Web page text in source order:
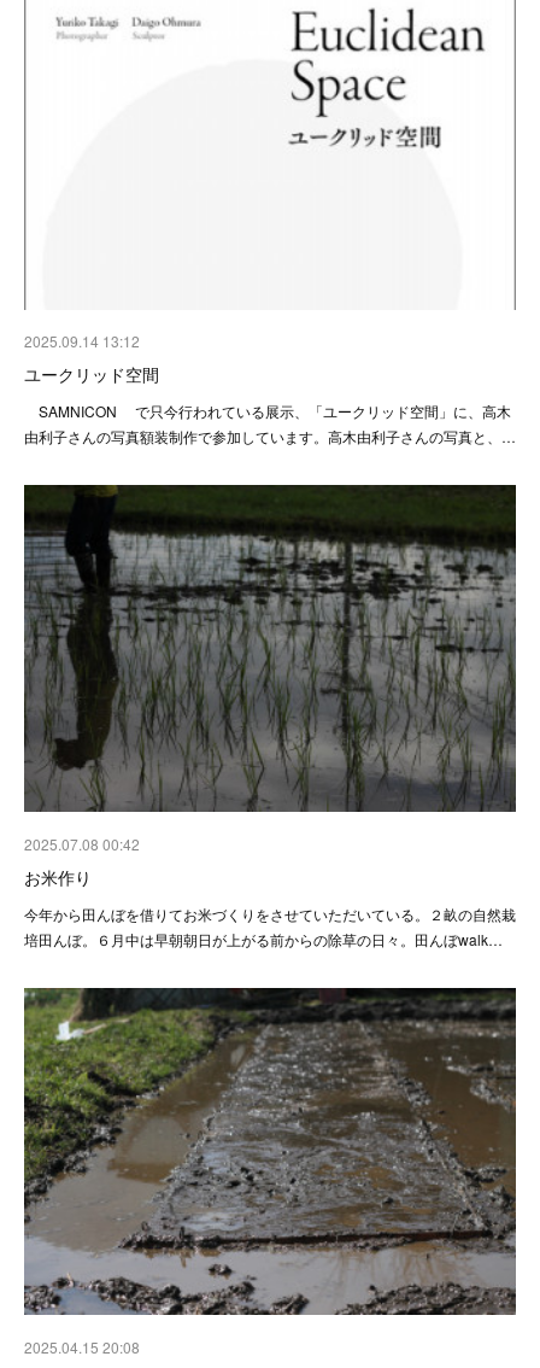
2025.09.14 13:12
ユークリッド空間
SAMNICON で只今行われている展示、「ユークリッド空間」に、高木
由利子さんの写真額装制作で参加しています。高木由利子さんの写真と、…
2025.07.08 00:42
お米作り
今年から田んぼを借りてお米づくりをさせていただいている。２畝の自然栽
培田んぼ。６月中は早朝朝日が上がる前からの除草の日々。田んぼwalk…
2025.04.15 20:08